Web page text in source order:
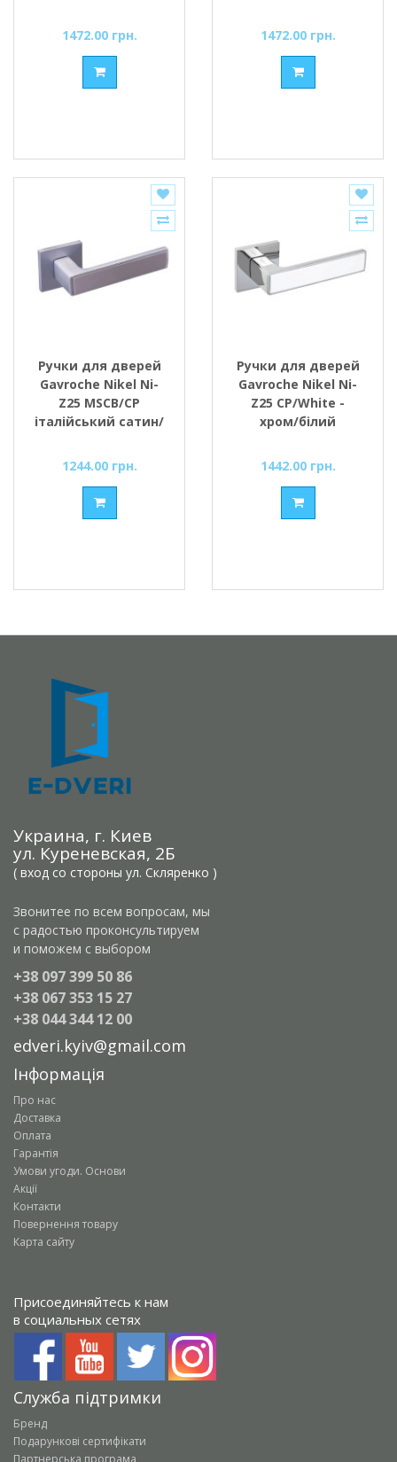
1472.00 грн. 1472.00 грн.
Ручки для дверей
Gavroche Nikel Ni-
Z25 MSCB/CP
італійський сатин/
1244.00 грн.
Ручки для дверей
Gavroche Nikel Ni-
Z25 CP/White -
хром/білий
1442.00 грн.
Украина, г. Киев
ул. Куреневская, 2Б
( вход со стороны ул. Скляренко )
Звонитее по всем вопросам, мы
с радостью проконсультируем
и поможем с выбором
+38 097 399 50 86
+38 067 353 15 27
+38 044 344 12 00
edveri.kyiv@gmail.com
Інформація
Про нас
Доставка
Оплата
Гарантія
Умови угоди. Основи
Акції
Контакти
Повернення товару
Карта сайту
Присоединяйтесь к нам
в социальных сетях
Служба підтримки
Бренд
Подарункові сертифікати
Партнерська програма